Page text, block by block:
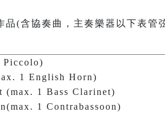
品(含協奏曲，主奏樂器以下表
1 English Horn)
1 Bass Clarinet)
1 Contrabassoon)